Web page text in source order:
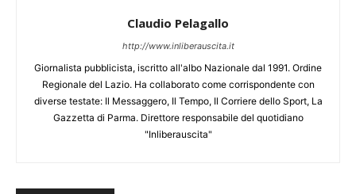
Claudio Pelagallo
http://www.inliberauscita.it
Giornalista pubblicista, iscritto all'albo Nazionale dal 1991. Ordine
Regionale del Lazio. Ha collaborato come corrispondente con
diverse testate: Il Messaggero, Il Tempo, Il Corriere dello Sport, La
Gazzetta di Parma. Direttore responsabile del quotidiano
"Inliberauscita"